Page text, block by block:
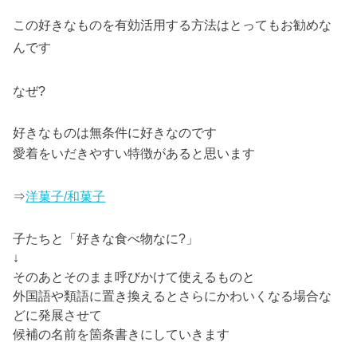
この好きなものを有効活用する方法はとってもお勧めな
んです
なぜ?
好きなものは無条件に好き なのです
愛着をいだきやすい特徴があると思います
⇒洋菓子/和菓子
子たちと「好きな食べ物なに?」
↓
そのあとそのまま呼びかけて使えるものと
外国語や類語に置き換えるとさらにかわいくなる場合な
どに発展させて
候補の名前を箇条書きにしていきます